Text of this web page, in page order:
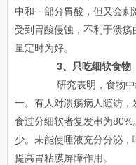
中和一部分胃酸，但又会
受到胃酸侵蚀，不利于溃
量定时为好。
3、只吃细软食物
研究表明，食物中
一。有人对溃疡病人随访
食过分细软者复发串为
少。未能使唾液充分分泌，
提高胃粘膜屏障作用。